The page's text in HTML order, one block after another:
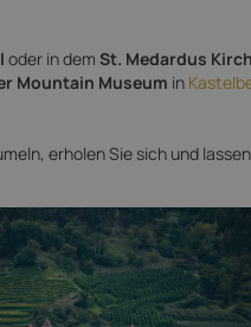
oder in dem St. Medardus
Mountain Museum in
erholen Sie sich und